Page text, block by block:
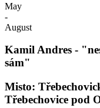
May
-
August
Kamil Andres -
sám"
Misto:
Třebechovice pod